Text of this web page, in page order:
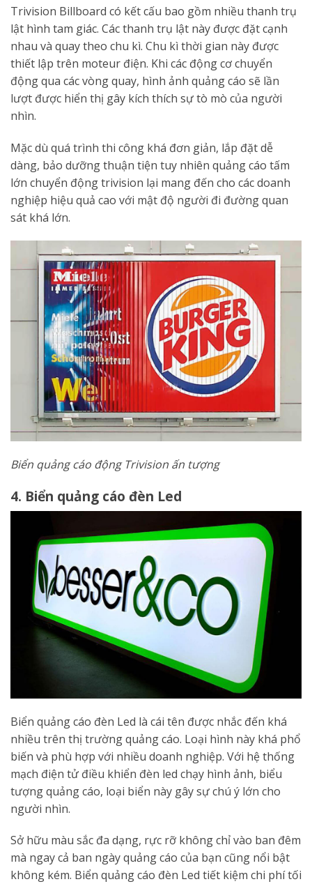
Trivision Billboard có kết cấu bao gồm nhiều thanh trụ
lật hình tam giác. Các thanh trụ lật này được đặt cạnh
nhau và quay theo chu kì. Chu kì thời gian này được
thiết lập trên moteur điện. Khi các động cơ chuyển
động qua các vòng quay, hình ảnh quảng cáo sẽ lần
lượt được hiển thị gây kích thích sự tò mò của người
nhìn.
Mặc dù quá trình thi công khá đơn giản, lắp đặt dễ
dàng, bảo dưỡng thuận tiện tuy nhiên quảng cáo tấm
lớn chuyển động trivision lại mang đến cho các doanh
nghiệp hiệu quả cao với mật độ người đi đường quan
sát khá lớn.
Biển quảng cáo động Trivision ấn tượng
4. Biển quảng cáo đèn Led
Biển quảng cáo đèn Led là cái tên được nhắc đến khá
nhiều trên thị trường quảng cáo. Loại hình này khá phổ
biến và phù hợp với nhiều doanh nghiệp. Với hệ thống
mạch điện tử điều khiển đèn led chạy hình ảnh, biểu
tượng quảng cáo, loại biển này gây sự chú ý lớn cho
người nhìn.
Sở hữu màu sắc đa dạng, rực rỡ không chỉ vào ban đêm
mà ngay cả ban ngày quảng cáo của bạn cũng nổi bật
không kém. Biển quảng cáo đèn Led tiết kiệm chi phí tối